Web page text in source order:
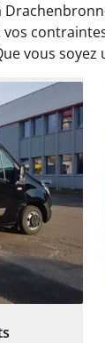
vos
vous